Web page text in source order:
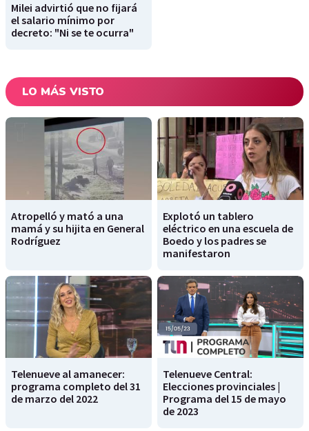
Milei advirtió que no fijará
el salario mínimo por
decreto: "Ni se te ocurra"
LO MÁS VISTO
Atropelló y mató a una
mamá y su hijita en General
Rodríguez
Explotó un tablero
eléctrico en una escuela de
Boedo y los padres se
manifestaron
Telenueve al amanecer:
programa completo del 31
de marzo del 2022
Telenueve Central:
Elecciones provinciales |
Programa del 15 de mayo
de 2023